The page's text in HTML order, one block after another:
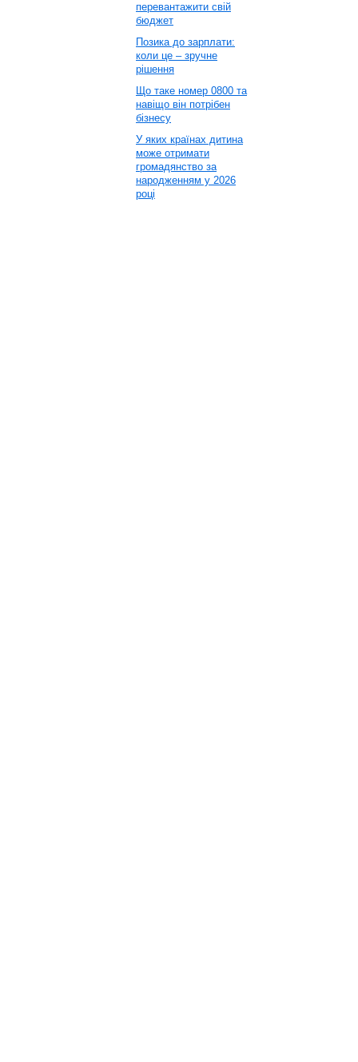
перевантажити свій
бюджет
Позика до зарплати:
коли це – зручне
рішення
Що таке номер 0800 та
навіщо він потрібен
бізнесу
У яких країнах дитина
може отримати
громадянство за
народженням у 2026
році